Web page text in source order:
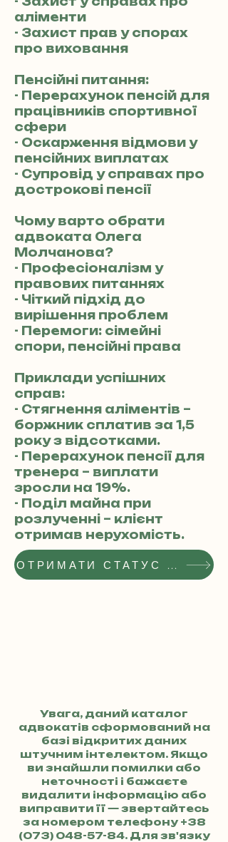
аліменти
- Захист прав у спорах
про виховання
Пенсійні питання:
- Перерахунок пенсій для
працівників спортивної
сфери
- Оскарження відмови у
пенсійних виплатах
- Супровід у справах про
дострокові пенсії
Чому варто обрати
адвоката Олега
Молчанова?
- Професіоналізм у
правових питаннях
- Чіткий підхід до
вирішення проблем
- Перемоги: сімейні
спори, пенсійні права
Приклади успішних
справ:
- Стягнення аліментів –
боржник сплатив за 1,5
року з відсотками.
- Перерахунок пенсії для
тренера – виплати
зросли на 19%.
- Поділ майна при
розлученні – клієнт
отримав нерухомість.
ОТРИМАТИ СТАТУС РЕКОМЕНДОВАНОГО АДВОКАТА
Увага, даний каталог
адвокатів сформований на
базі відкритих даних
штучним інтелектом. Якщо
ви знайшли помилки або
неточності і бажаєте
видалити інформацію або
виправити її — звертайтесь
за номером телефону +38
(073) 048-57-84. Для зв'язку